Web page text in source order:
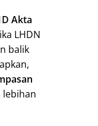
Akta
LHDN
balik